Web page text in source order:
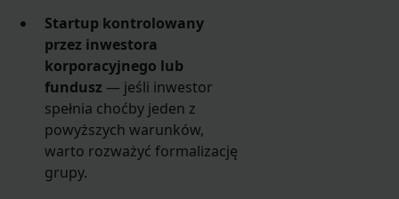
Startup kontrolowany
przez inwestora
korporacyjnego lub
fundusz — jeśli inwestor
spełnia choćby jeden z
powyższych warunków,
warto rozważyć formalizację
grupy.